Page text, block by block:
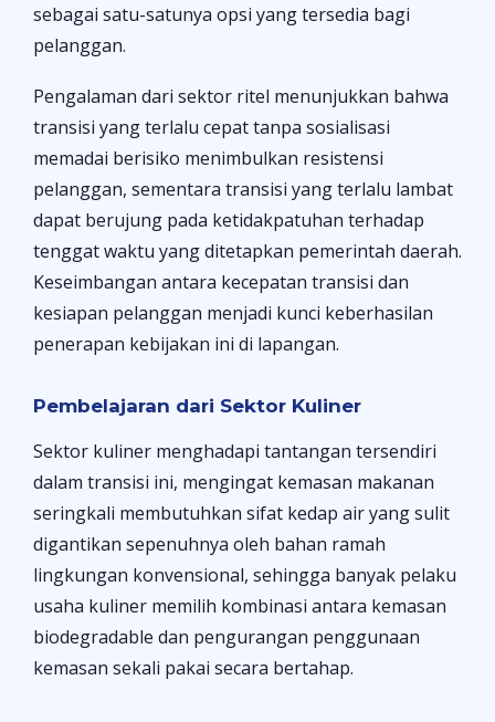
sebagai satu-satunya opsi yang tersedia bagi
pelanggan.
Pengalaman dari sektor ritel menunjukkan bahwa
transisi yang terlalu cepat tanpa sosialisasi
memadai berisiko menimbulkan resistensi
pelanggan, sementara transisi yang terlalu lambat
dapat berujung pada ketidakpatuhan terhadap
tenggat waktu yang ditetapkan pemerintah daerah.
Keseimbangan antara kecepatan transisi dan
kesiapan pelanggan menjadi kunci keberhasilan
penerapan kebijakan ini di lapangan.
Pembelajaran dari Sektor Kuliner
Sektor kuliner menghadapi tantangan tersendiri
dalam transisi ini, mengingat kemasan makanan
seringkali membutuhkan sifat kedap air yang sulit
digantikan sepenuhnya oleh bahan ramah
lingkungan konvensional, sehingga banyak pelaku
usaha kuliner memilih kombinasi antara kemasan
biodegradable dan pengurangan penggunaan
kemasan sekali pakai secara bertahap.